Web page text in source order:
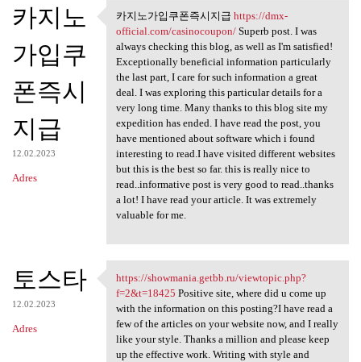
카지노
가입쿠
폰즉시
지급
12.02.2023
Adres
카지노가입쿠폰즉시지급
https://dmx
카지노가입쿠폰즉시지급 https://dmx-
official.com/casinocoupon/Superb post. I was
always checking this blog, as well as I'm satisfied!
Exceptionally beneficial information particularly
the last part, I care for such information a great
deal. I was exploring this particular details for a
very long time. Many thanks to this blog site my
expedition has ended. I have read the post, you
have mentioned about software which i found
interesting to read.I have visited different websites
but this is the best so far. this is really nice to
read..informative post is very good to read..thanks
a lot! I have read your article. It was extremely
valuable for me.
토스타
12.02.2023
Adres
https://showmania.getbb.ru
https://showmania.getbb.ru/viewtopic.php?
f=2&t=18425 Positive site, where did u come up
with the information on this posting?I have read a
few of the articles on your website now, and I really
like your style. Thanks a million and please keep
up the effective work. Writing with style and